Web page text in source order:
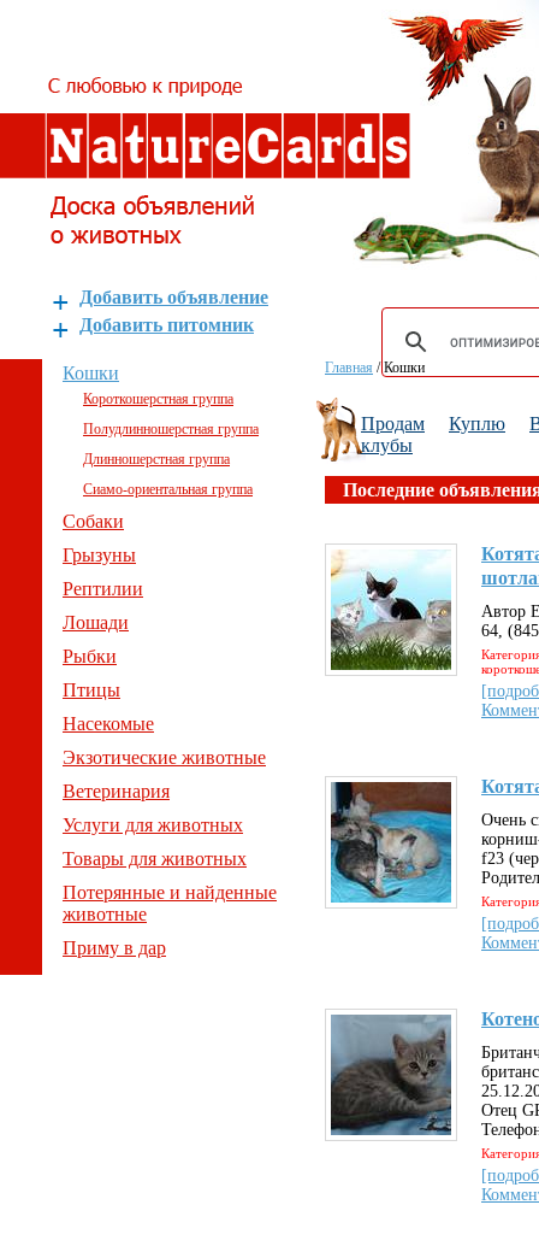
Добавить объявление
Добавить питомник
Кошки
Короткошерстная группа
Полудлинношерстная группа
Длинношерстная группа
Сиамо-ориентальная группа
Собаки
Грызуны
Рептилии
Лошади
Рыбки
Птицы
Насекомые
Экзотические животные
Ветеринария
Услуги для животных
Товары для животных
Потерянные и найденные
животные
Приму в дар
Главная /Кошки
Продам Куплю
клубы
Последние
Автор
64,
Очень
f23
Отец